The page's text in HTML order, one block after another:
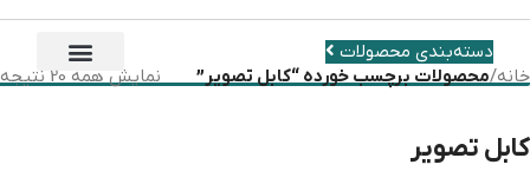
دسته‌بندی محصولات
خانه/محصولات برچسب خورده “کابل تصویر” نمایش همه 20 نتیجه
کابل تصویر